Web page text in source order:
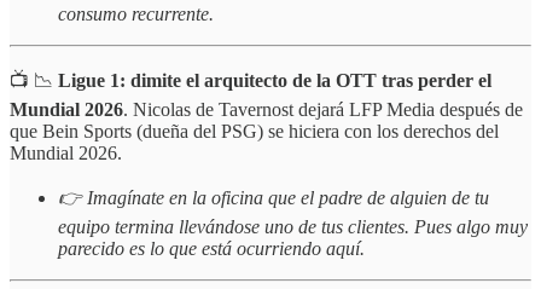
consumo recurrente.
📺 📉 Ligue 1: dimite el arquitecto de la OTT tras perder el
Mundial 2026. Nicolas de Tavernost dejará LFP Media después de
que Bein Sports (dueña del PSG) se hiciera con los derechos del
Mundial 2026.
👉 Imagínate en la oficina que el padre de alguien de tu
equipo termina llevándose uno de tus clientes. Pues algo muy
parecido es lo que está ocurriendo aquí.